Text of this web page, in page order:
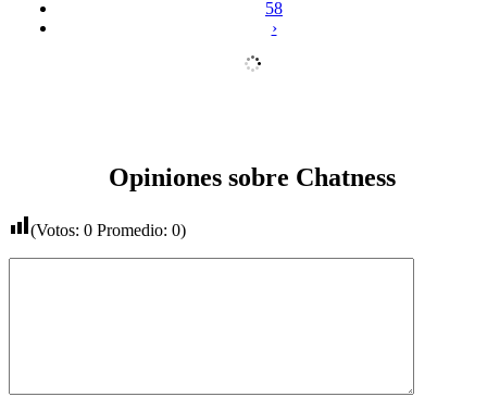
58
›
Opiniones sobre Chatness
(Votos: 0 Promedio: 0)